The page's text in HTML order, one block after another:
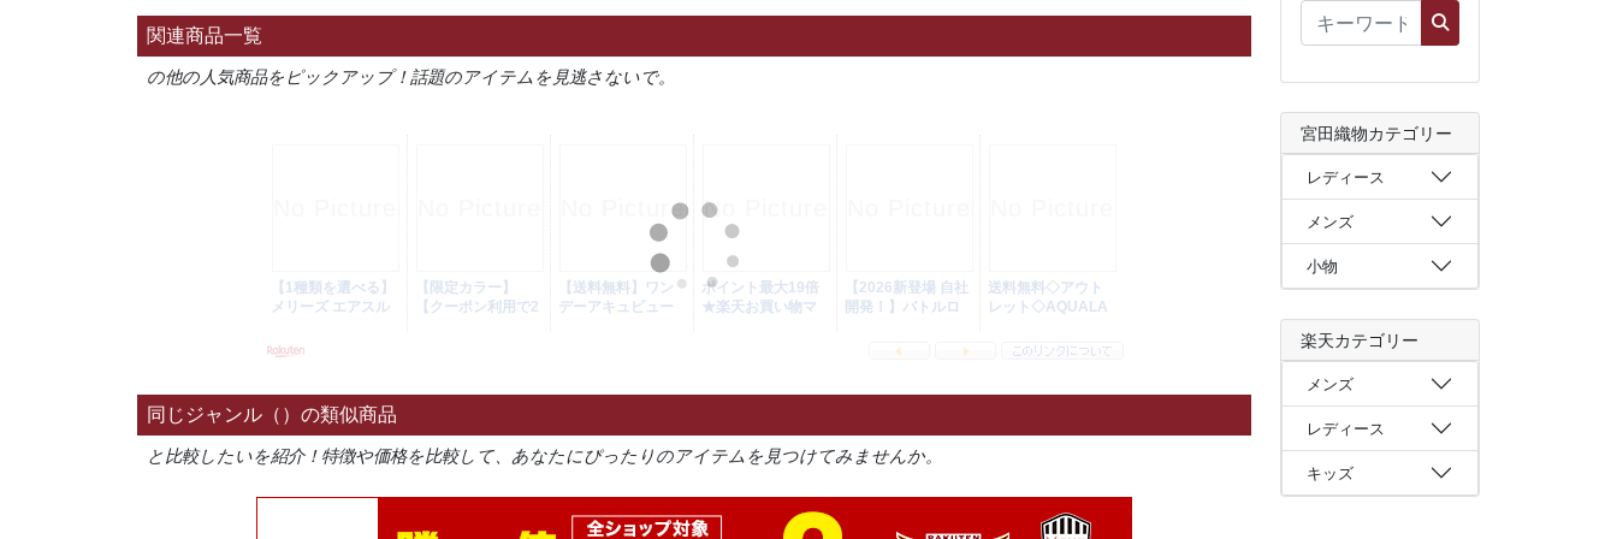
関連商品一覧
の他の人気商品をピックアップ！話題のアイテムを見逃さないで。
同じジャンル（）の類似商品
と比較したいを紹介！特徴や価格を比較して、あなたにぴったりのアイテムを見つけてみませんか。
宮田織物カテゴリー
レディース
メンズ
小物
楽天カテゴリー
メンズ
レディース
キッズ